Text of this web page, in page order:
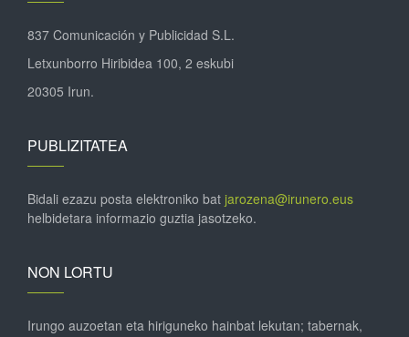
837 Comunicación y Publicidad S.L.
Letxunborro Hiribidea 100, 2 eskubi
20305 Irun.
PUBLIZITATEA
Bidali ezazu posta elektroniko bat jarozena@irunero.eus
helbidetara informazio guztia jasotzeko.
NON LORTU
Irungo auzoetan eta hiriguneko hainbat lekutan; tabernak,